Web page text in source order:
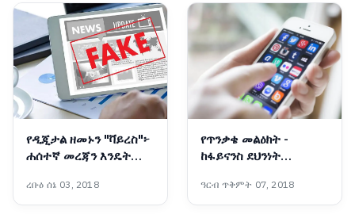
የዲጂታል ዘመኑን "ቫይረስ"፦
ሐሰተኛ መረጃን እንዴት
ረቡዕ ሰኔ 03, 2018
የጥንቃቄ መልዕክት -
ከፋይናንስ ደህንነት
ዓርብ ጥቅምት 07, 2018